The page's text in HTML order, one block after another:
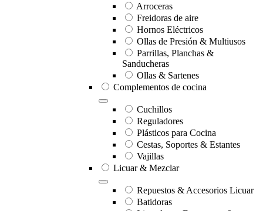
Arroceras
Freidoras de aire
Hornos Eléctricos
Ollas de Presión & Multiusos
Parrillas, Planchas &
Sanducheras
Ollas & Sartenes
Complementos de cocina
Cuchillos
Reguladores
Plásticos para Cocina
Cestas, Soportes & Estantes
Vajillas
Licuar & Mezclar
Repuestos & Accesorios Licuar
Batidoras